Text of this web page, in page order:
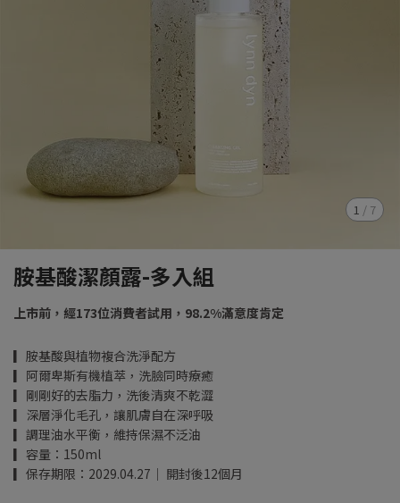
1 / 7
胺基酸潔顏露-多入組
上市前，經173位消費者試用，98.2%滿意度肯定
▎胺基酸與植物複合洗淨配方
▎阿爾卑斯有機植萃，洗臉同時療癒
▎剛剛好的去脂力，洗後清爽不乾澀
▎深層淨化毛孔，讓肌膚自在深呼吸
▎調理油水平衡，維持保濕不泛油
▎容量：150ml
▎保存期限：2029.04.27｜ 開封後12個月